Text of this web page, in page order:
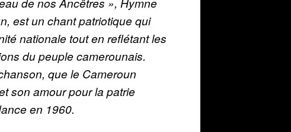
est un chant patriotique qui
nationale tout en reflétant les
du peuple camerounais.
que le Cameroun
son amour pour la patrie
en 1960.